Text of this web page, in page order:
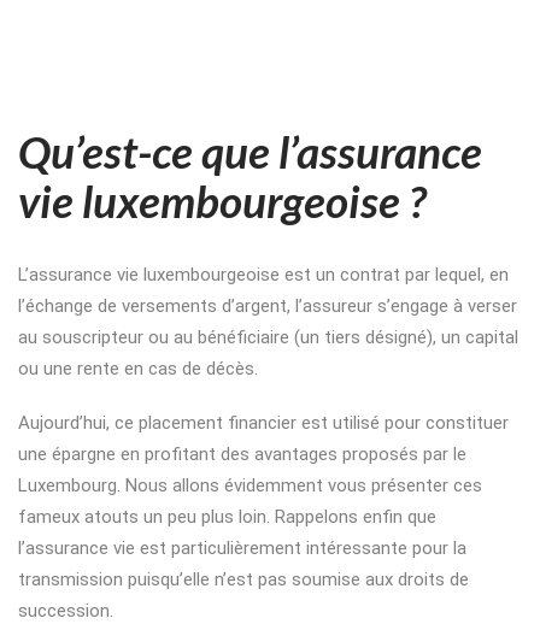
Qu’est-ce que l’assurance
vie luxembourgeoise ?
L’assurance vie luxembourgeoise est un contrat par lequel, en
l’échange de versements d’argent, l’assureur s’engage à verser
au souscripteur ou au bénéficiaire (un tiers désigné), un capital
ou une rente en cas de décès.
Aujourd’hui, ce placement financier est utilisé pour constituer
une épargne en profitant des avantages proposés par le
Luxembourg. Nous allons évidemment vous présenter ces
fameux atouts un peu plus loin. Rappelons enfin que
l’assurance vie est particulièrement intéressante pour la
transmission puisqu’elle n’est pas soumise aux droits de
succession.